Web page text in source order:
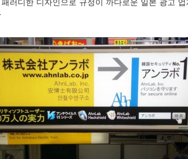
러디한 디자인으로 규정이 까다로운 일본 광고